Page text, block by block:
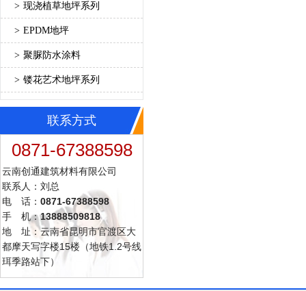
> 现浇植草地坪系列
> EPDM地坪
> 聚脲防水涂料
> 镂花艺术地坪系列
联系方式
0871-67388598
云南创通建筑材料有限公司
联系人：刘总
电 话： 0871-67388598
手 机：13888509818
地 址：云南省昆明市官渡区大
都摩天写字楼15楼（地铁1.2号线
珥季路站下）